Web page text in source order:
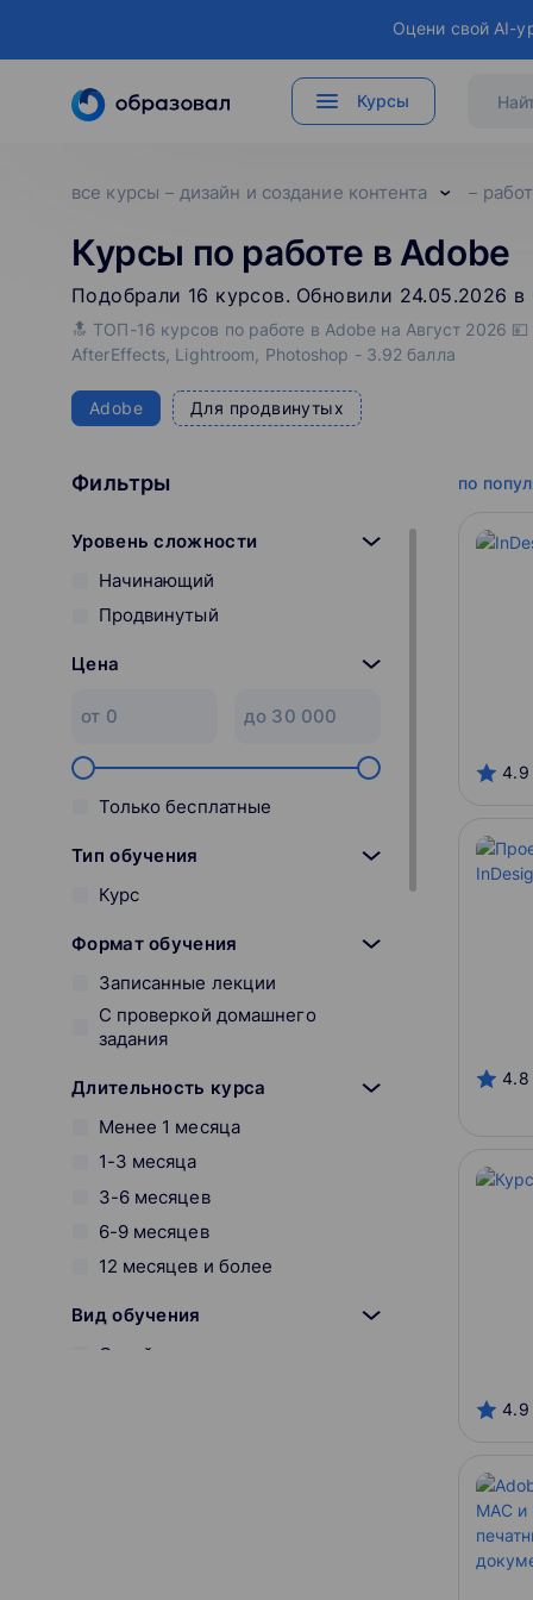
Оцени свой AI-
Курсы
все курсы дизайн и создание контента
Курсы по работе в Adobe
Подобрали 16 курсов. Обновили 24.05.2026 в
🔝 ТОП-16 курсов по работе в Adobe на Август 2026
AfterEffects, Lightroom, Photoshop - 3.92 балла
Adobe Для продвинутых
Фильтры
Уровень сложности
Начинающий
Продвинутый
Цена
Только бесплатные
Тип обучения
Курс
Формат обучения
Записанные лекции
С проверкой домашнего
задания
Длительность курса
Менее 1 месяца
1-3 месяца
3-6 месяцев
6-9 месяцев
12 месяцев и более
Вид обучения
Онлайн
по
4.9
4.8
4.9